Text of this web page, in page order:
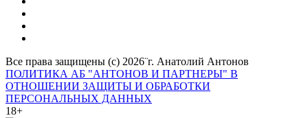
Все права защищены (с) 2026¨г. Анатолий Антонов
ПОЛИТИКА АБ "АНТОНОВ И ПАРТНЕРЫ" В
ОТНОШЕНИИ ЗАЩИТЫ И ОБРАБОТКИ
ПЕРСОНАЛЬНЫХ ДАННЫХ
18+